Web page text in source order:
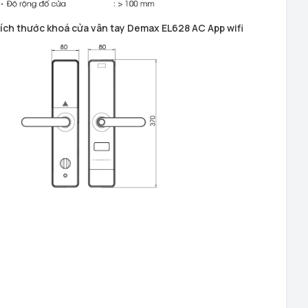
thước khoá cửa vân tay Demax EL628 AC App wifi